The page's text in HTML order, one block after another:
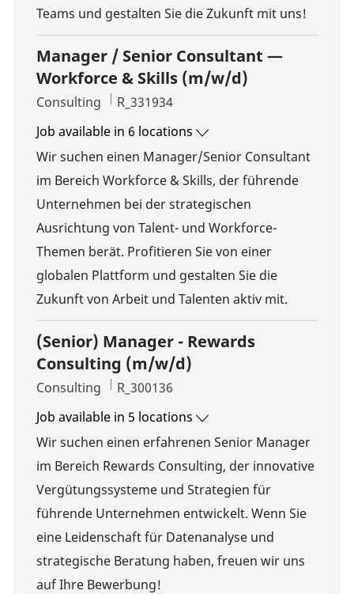
Teams und gestalten Sie die Zukunft mit uns!
Manager / Senior Consultant —
Workforce & Skills (m/w/d)
Category
Consulting Job Id
R_331934
Job available in 6 locations
Wir suchen einen Manager/Senior Consultant
im Bereich Workforce & Skills, der führende
Unternehmen bei der strategischen
Ausrichtung von Talent- und Workforce-
Themen berät. Profitieren Sie von einer
globalen Plattform und gestalten Sie die
Zukunft von Arbeit und Talenten aktiv mit.
(Senior) Manager - Rewards
Consulting (m/w/d)
Category
Consulting Job Id
R_300136
Job available in 5 locations
Wir suchen einen erfahrenen Senior Manager
im Bereich Rewards Consulting, der innovative
Vergütungssysteme und Strategien für
führende Unternehmen entwickelt. Wenn Sie
eine Leidenschaft für Datenanalyse und
strategische Beratung haben, freuen wir uns
auf Ihre Bewerbung!